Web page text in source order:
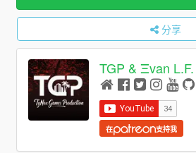
分享
TGP & Ξvan L.F.
在 支持我